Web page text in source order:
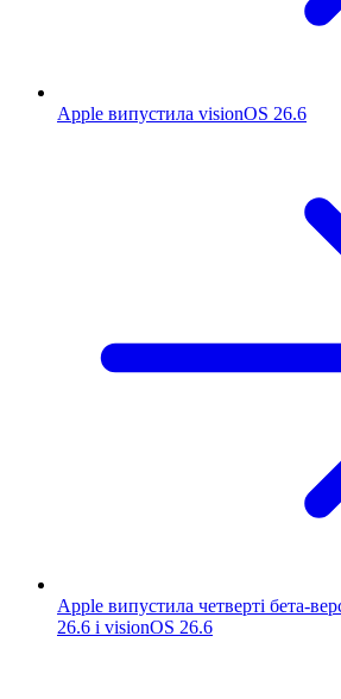
Apple випустила visionOS 26.6
Apple випустила четверті бета-
26.6 і visionOS 26.6